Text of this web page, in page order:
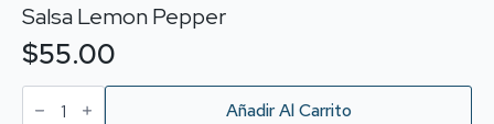
Salsa Lemon Pepper
$55.00
Salsa
Lemon Añadir Al Carrito